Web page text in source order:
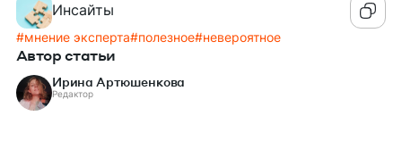
Инсайты
#мнение эксперта#полезное#невероятное
Автор статьи
Ирина Артюшенкова
Редактор